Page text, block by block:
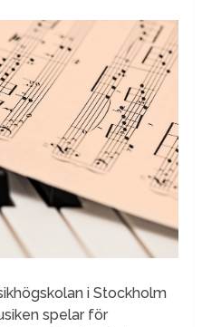
i Stockholm
spelar för